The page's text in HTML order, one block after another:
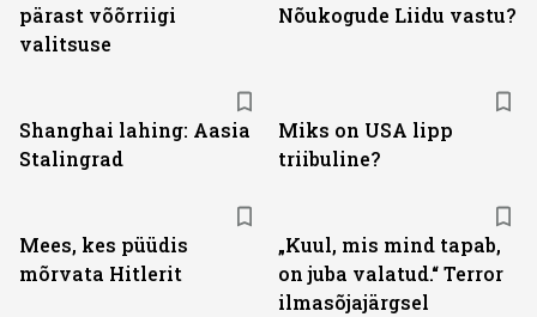
pärast võõrriigi
valitsuse
Nõukogude Liidu vastu?
Shanghai lahing: Aasia
Stalingrad
Miks on USA lipp
triibuline?
Mees, kes püüdis
mõrvata Hitlerit
„Kuul, mis mind tapab,
on juba valatud.“ Terror
ilmasõjajärgsel